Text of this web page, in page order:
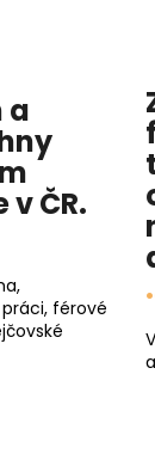
a
v ČR.
férové